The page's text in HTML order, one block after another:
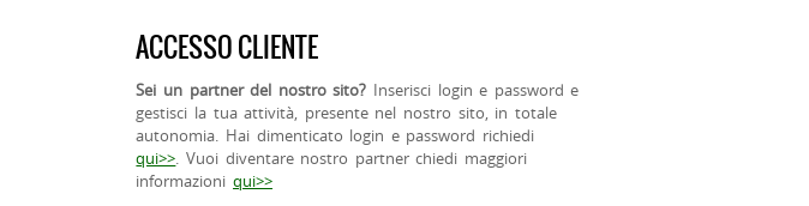
ACCESSO CLIENTE
Sei un partner del nostro sito? Inserisci login e password e
gestisci la tua attività, presente nel nostro sito, in totale
autonomia. Hai dimenticato login e password richiedi
qui>>. Vuoi diventare nostro partner chiedi maggiori
informazioniqui>>